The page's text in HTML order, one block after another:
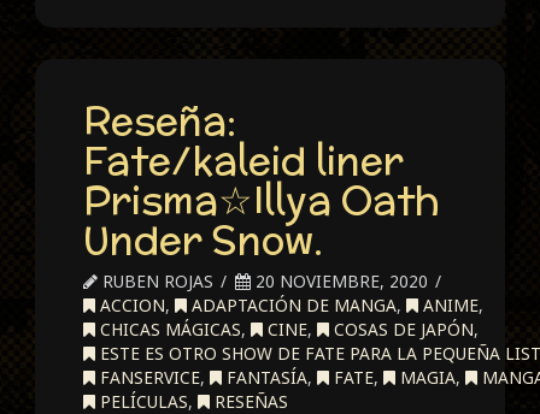
Reseña:
Fate/kaleid liner
Prisma☆Illya Oath
Under Snow.
RUBEN ROJAS
20 NOVIEMBRE, 2020
ACCION, ADAPTACIÓN DE MANGA, ANIME,
CHICAS MÁGICAS, CINE, COSAS DE JAPÓN,
ESTE ES OTRO SHOW DE FATE PARA LA PEQUEÑA
FANSERVICE, FANTASÍA, FATE, MAGIA,
PELÍCULAS, RESEÑAS